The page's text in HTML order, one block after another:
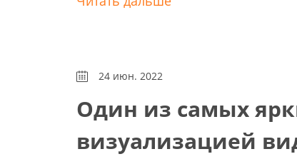
24 июн. 2022
Один из самых
визуализацией